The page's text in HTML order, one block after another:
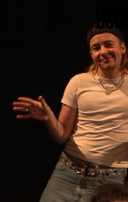
PROGRAMM
Vorstellungen
Festivals
Wild & Schön Festival
Gastspiele
Extras
Available for Touring